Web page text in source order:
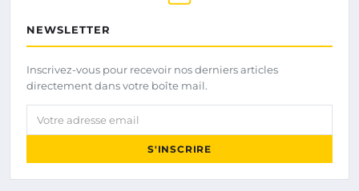
NEWSLETTER
Inscrivez-vous pour recevoir nos derniers articles
directement dans votre boîte mail.
Votre adresse email
S'INSCRIRE